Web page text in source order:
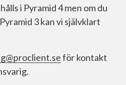
i Pyramid 4 men om du
3 kan vi självklart
för kontakt